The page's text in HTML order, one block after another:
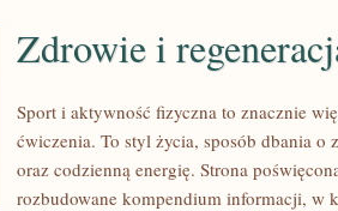
Zdrowie i
Sport i aktywność fizyczna to znacznie
ćwiczenia. To styl życia, sposób dbania o
oraz codzienną energię. Strona
rozbudowane kompendium informacji, w